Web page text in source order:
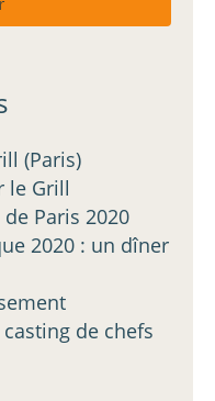
(Paris)
le Grill
Paris 2020
2020 : un dîner
de chefs